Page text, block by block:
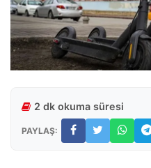
2 dk okuma süresi
PAYLAŞ: